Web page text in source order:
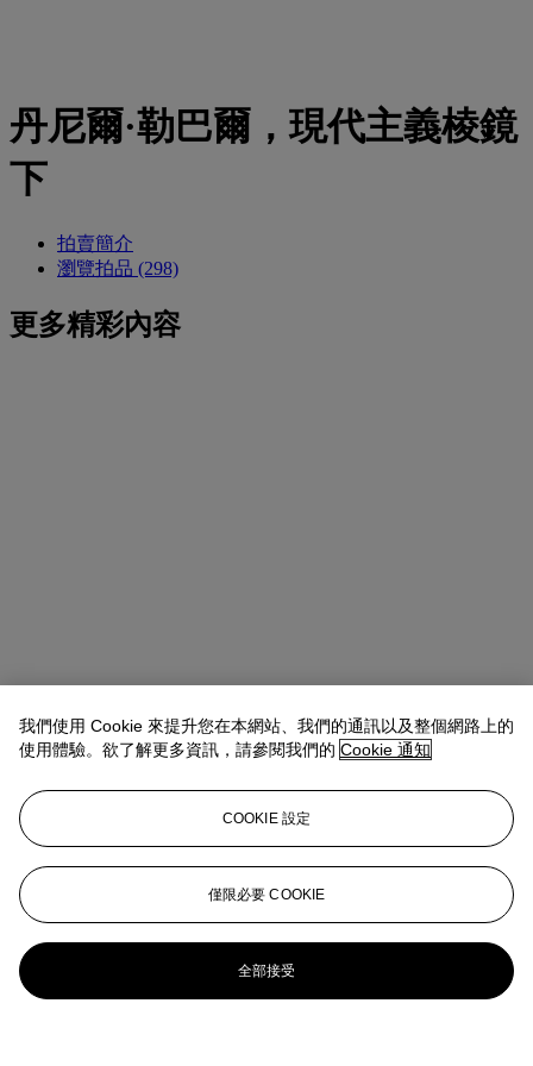
丹尼爾·勒巴爾，現代主義棱鏡
下
拍賣簡介
瀏覽拍品 (298)
更多精彩內容
我們使用 Cookie 來提升您在本網站、我們的通訊以及整個網路上的
使用體驗。欲了解更多資訊，請參閱我們的 Cookie 通知
COOKIE 設定
僅限必要 COOKIE
全部接受